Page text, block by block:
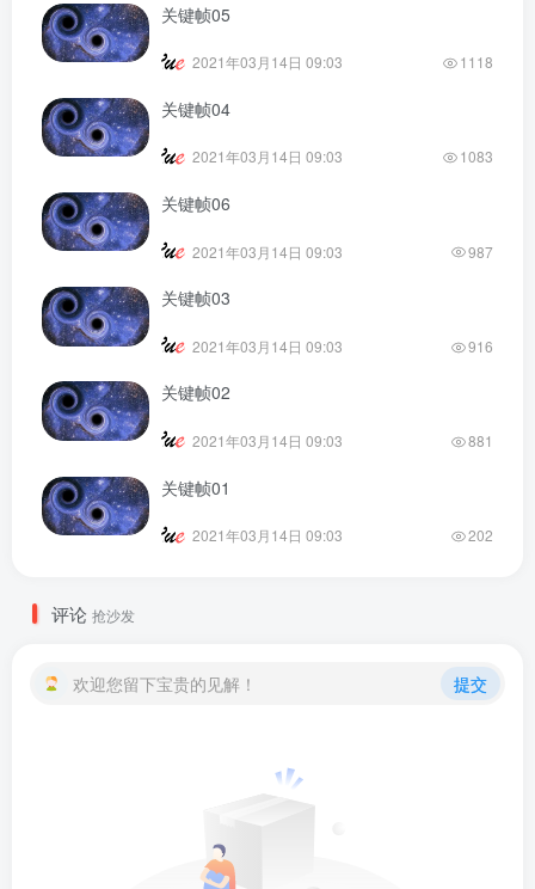
关键帧05
2021年03月14日 09:03 1118
关键帧04
2021年03月14日 09:03 1083
关键帧06
2021年03月14日 09:03 987
关键帧03
2021年03月14日 09:03 916
关键帧02
2021年03月14日 09:03 881
关键帧01
2021年03月14日 09:03 202
评论 抢沙发
欢迎您留下宝贵的见解！ 提交